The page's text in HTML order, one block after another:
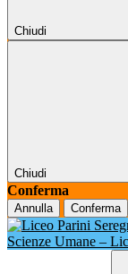
Chiudi
Chiudi
Conferma
Annulla Conferma
Scienze Umane –